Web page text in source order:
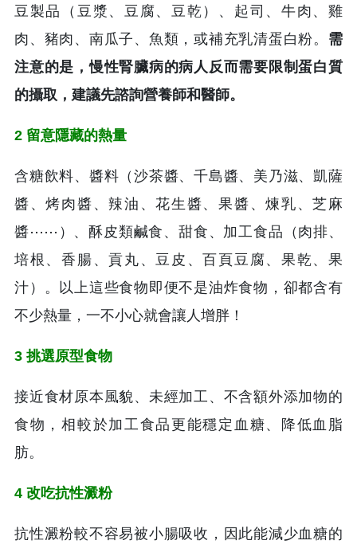
豆製品（豆漿、豆腐、豆乾）、起司、牛肉、雞
肉、豬肉、南瓜子、魚類，或補充乳清蛋白粉。 需
注意的是，慢性腎臟病的病人反而需要限制蛋白質
的攝取，建議先諮詢營養師和醫師。
2 留意隱藏的熱量
含糖飲料、醬料（沙茶醬、千島醬、美乃滋、凱薩
醬、烤肉醬、辣油、花生醬、果醬、煉乳、芝麻
醬⋯⋯）、酥皮類鹹食、甜食、加工食品（肉排、
培根、香腸、貢丸、豆皮、百頁豆腐、果乾、果
汁）。以上這些食物即便不是油炸食物，卻都含有
不少熱量，一不小心就會讓人增胖！
3 挑選原型食物
接近食材原本風貌、未經加工、不含額外添加物的
食物，相較於加工食品更能穩定血糖、降低血脂
肪。
4 改吃抗性澱粉
抗性澱粉較不容易被小腸吸收，因此能減少血糖的